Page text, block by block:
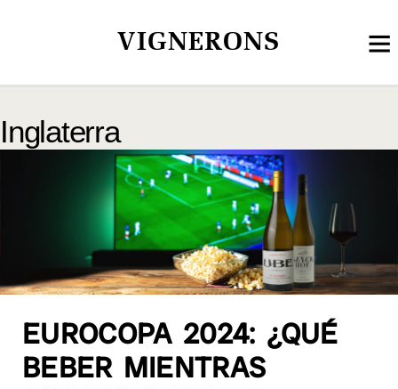
VIGNERONS
Inglaterra
EUROCOPA 2024: ¿QUÉ
BEBER MIENTRAS